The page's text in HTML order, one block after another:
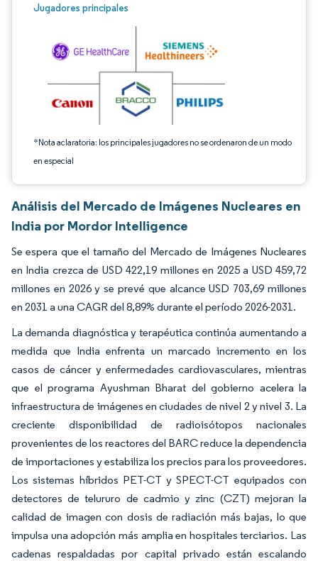
Jugadores principales
*Nota aclaratoria: los principales jugadores no se ordenaron de un modo
en especial
Imagen © Mordor Intelligence. El uso requiere atribución según CC BY 4.0.
Análisis del Mercado de Imágenes Nucleares en
India por Mordor Intelligence
Se espera que el tamaño del Mercado de Imágenes Nucleares
en India crezca de USD 422,19 millones en 2025 a USD 459,72
millones en 2026 y se prevé que alcance USD 703,69 millones
en 2031 a una CAGR del 8,89% durante el período 2026-2031.
La demanda diagnóstica y terapéutica continúa aumentando a
medida que India enfrenta un marcado incremento en los
casos de cáncer y enfermedades cardiovasculares, mientras
que el programa Ayushman Bharat del gobierno acelera la
infraestructura de imágenes en ciudades de nivel 2 y nivel 3. La
creciente disponibilidad de radioisótopos nacionales
provenientes de los reactores del BARC reduce la dependencia
de importaciones y estabiliza los precios para los proveedores.
Los sistemas híbridos PET-CT y SPECT-CT equipados con
detectores de telururo de cadmio y zinc (CZT) mejoran la
calidad de imagen con dosis de radiación más bajas, lo que
impulsa una adopción más amplia en hospitales terciarios. Las
cadenas respaldadas por capital privado están escalando